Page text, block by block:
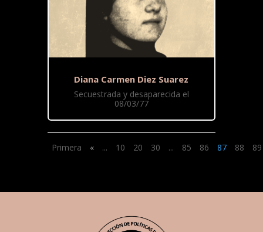
Diana Carmen Diez Suarez
Secuestrada y desaparecida el
08/03/77
Primera « ... 10 20 30 ... 85 86 87 88 89